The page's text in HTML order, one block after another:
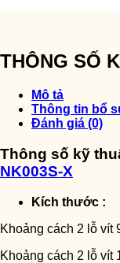
THÔNG SỐ
Mô tả
Thông tin bổ
Đánh giá (0)
Thông số kỹ
NK003S-X
Kích thước :
Khoảng cách 2 lỗ vít
Khoảng cách 2 lỗ vít